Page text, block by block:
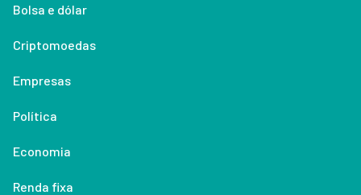
Bolsa e dólar
Criptomoedas
Empresas
Política
Economia
Renda fixa